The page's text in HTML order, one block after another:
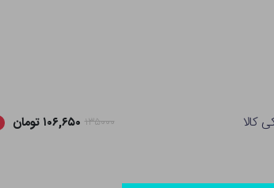
کالا ۱۳۵۰۰۰ ۱۰۶,۶۵۰ تومان